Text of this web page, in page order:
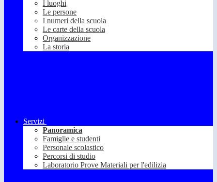
I luoghi
Le persone
I numeri della scuola
Le carte della scuola
Organizzazione
La storia
Servizi
Panoramica
Famiglie e studenti
Personale scolastico
Percorsi di studio
Laboratorio Prove Materiali per l'edilizia